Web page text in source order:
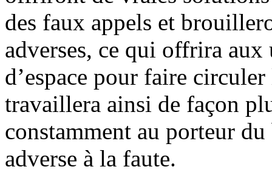
des faux appels et
adverses, ce qui offrira
d’espace pour faire
travaillera ainsi de façon
constamment au porteur
adverse à la faute.